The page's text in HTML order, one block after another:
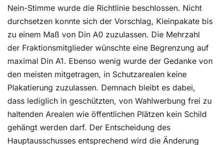
Nein-Stimme wurde die Richtlinie beschlossen. Nicht
durchsetzen konnte sich der Vorschlag, Kleinpakate bis
zu einem Maß von Din A0 zuzulassen. Die Mehrzahl
der Fraktionsmitglieder wünschte eine Begrenzung auf
maximal Din A1. Ebenso wenig wurde der Gedanke von
den meisten mitgetragen, in Schutzarealen keine
Plakatierung zuzulassen. Demnach bleibt es dabei,
dass lediglich in geschützten, von Wahlwerbung frei zu
haltenden Arealen wie öffentlichen Plätzen kein Schild
gehängt werden darf. Der Entscheidung des
Hauptausschusses entsprechend wird die Änderung